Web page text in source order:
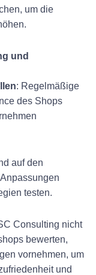
um die
und
: Regelmäßige
des Shops
auf den
testen.
Consulting nicht
bewerten,
vornehmen, um
und